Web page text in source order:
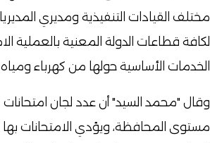
مختلف القيادات التنفيذية ومديري
لكافة قطاعات الدولة المعنية بالعملية
الخدمات الأساسية حولها من كهرباء